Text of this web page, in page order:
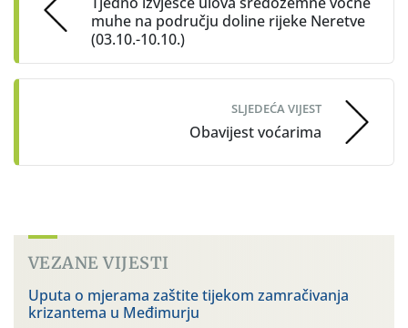
muhe na području doline rijeke Neretve
(03.10.-10.10.)
SLJEDEĆA VIJEST
Obavijest voćarima
VEZANE VIJESTI
Uputa o mjerama zaštite tijekom zamračivanja
krizantema u Međimurju